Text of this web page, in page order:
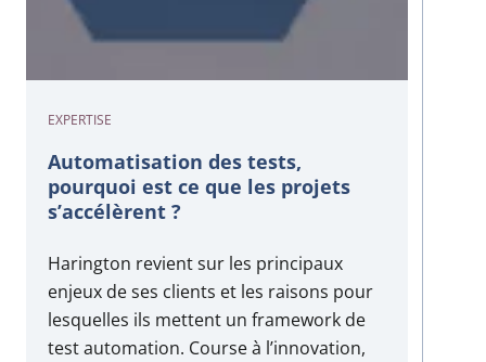
EXPERTISE
Automatisation des tests,
pourquoi est ce que les projets
s’accélèrent ?
Harington revient sur les principaux
enjeux de ses clients et les raisons pour
lesquelles ils mettent un framework de
test automation. Course à l’innovation,